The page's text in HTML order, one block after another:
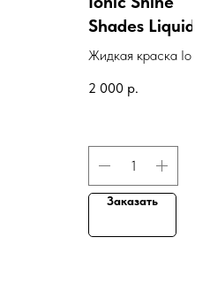
Shades Liquid
Color, 4RB
коричневый,
Жидкая краска Ionic
Color, 4RB Темный
2 000 р.
Заказать